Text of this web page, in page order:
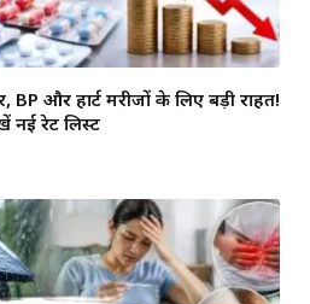
और हार्ट मरीजों के लिए बड़ी राहत!
नई रेट लिस्ट